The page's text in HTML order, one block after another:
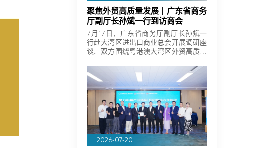
聚焦外贸高质量发展｜广东省商务
厅副厅长孙斌一行到访商会
7月17日，广东省商务厅副厅长孙斌一
行赴大湾区进出口商业总会开展调研座
谈。双方围绕粤港澳大湾区外贸高质量
2026-07-20